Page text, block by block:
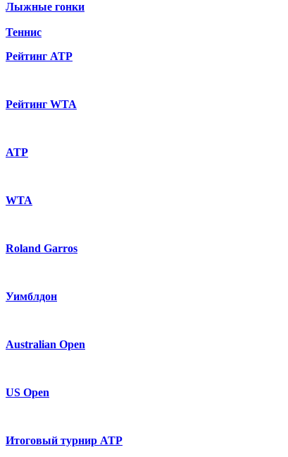
Лыжные гонки
Теннис
Рейтинг ATP
Рейтинг WTA
ATP
WTA
Roland Garros
Уимблдон
Australian Open
US Open
Итоговый турнир ATP